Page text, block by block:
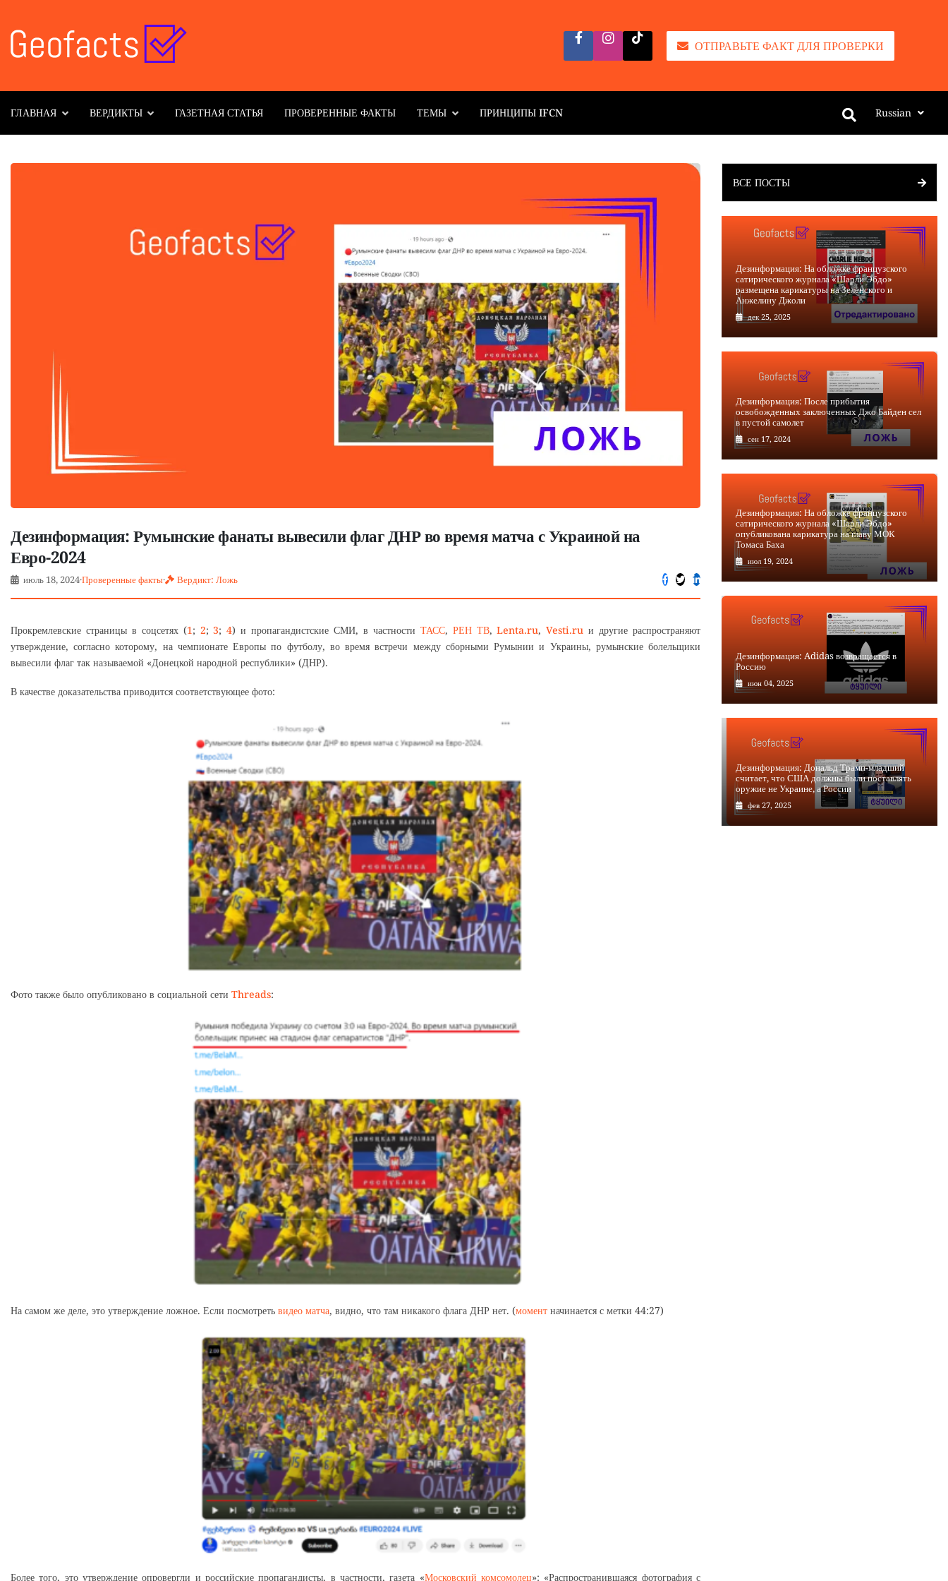
ОТПРАВЬТЕ ФАКТ ДЛЯ ПРОВЕРКИ
ГЛАВНАЯ ВЕРДИКТЫ ГАЗЕТНАЯ СТАТЬЯ ПРОВЕРЕННЫЕ ФАКТЫ ТЕМЫ ПРИНЦИПЫ IFCN Russian
Дезинформация: Румынские фанаты вывесили флаг ДНР во время матча с Украиной на
Евро-2024
июль 18, 2024·Проверенные факты· Вердикт: Ложь
Прокремлевские страницы в соцсетях (1; 2;3;4) и пропагандистские СМИ, в частности ТАСС, РЕН ТВ,Lenta.ru,Vesti.ru и другие распространяют
утверждение, согласно которому, на чемпионате Европы по футболу, во время встречи между сборными Румынии и Украины, румынские болельщики
вывесили флаг так называемой «Донецкой народной республики» (ДНР).
В качестве доказательства приводится соответствующее фото:
Фото также было опубликовано в социальной сети Threads:
На самом же деле, это утверждение ложное. Если посмотреть видео матча, видно, что там никакого флага ДНР нет. (момент начинается с метки 44:27)
Более того, это утверждение опровергли и российские пропагандисты, в частности, газета «Московский комсомолец»: «Распространившаяся фотография с
ВСЕ ПОСТЫ
Дезинформация: На обложке французского
сатирического журнала «Шарли Эбдо»
размещена карикатуры на Зеленского и
Анжелину Джоли
дек 25, 2025
Дезинформация: После прибытия
освобожденных заключенных Джо Байден сел
в пустой самолет
сен 17, 2024
Дезинформация: На обложке французского
сатирического журнала «Шарли Эбдо»
опубликована карикатура на главу МОК
Томаса Баха
июл 19, 2024
Дезинформация: Adidas возвращается в
Россию
июн 04, 2025
Дезинформация: Дональд Трамп-младший
считает, что США должны были поставлять
оружие не Украине, а России
фев 27, 2025